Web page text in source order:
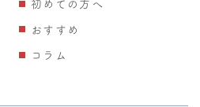
初めての方へ
おすすめ
コラム